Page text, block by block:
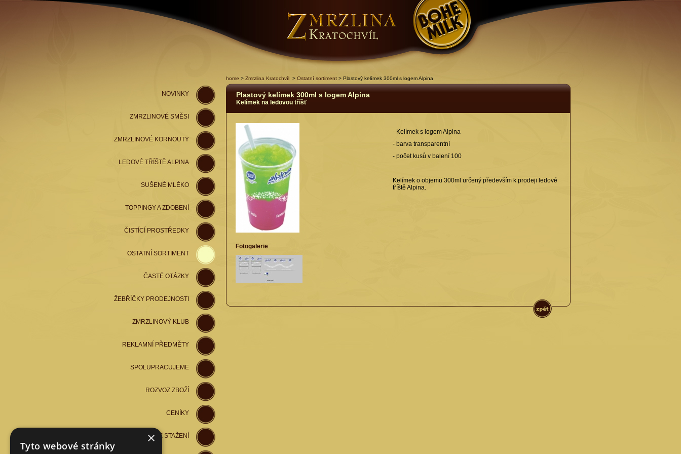
home > Zmrzlina Kratochvíl> Ostatní sortiment> Plastový kelímek 300ml s logem Alpina
Plastový kelímek 300ml s logem Alpina
Kelímek na ledovou tříšť
Fotogalerie
- Kelímek s logem Alpina
- barva transparentní
- počet kusů v balení 100
Kelímek o objemu 300ml určený především k prodeji ledové
tříště Alpina.
NOVINKY
ZMRZLINOVÉ SMĚSI
ZMRZLINOVÉ KORNOUTY
LEDOVÉ TŘÍŠTĚ ALPINA
SUŠENÉ MLÉKO
TOPPINGY A ZDOBENÍ
ČISTÍCÍ PROSTŘEDKY
OSTATNÍ SORTIMENT
ČASTÉ OTÁZKY
ŽEBŘÍČKY PRODEJNOSTI
ZMRZLINOVÝ KLUB
REKLAMNÍ PŘEDMĚTY
SPOLUPRACUJEME
ROZVOZ ZBOŽÍ
CENÍKY
SOUBORY KE STAŽENÍ
×
Tyto webové stránky